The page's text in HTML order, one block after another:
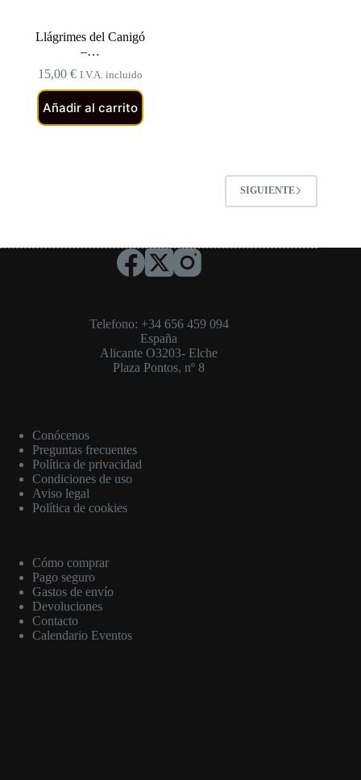
Llágrimes del Canigó
–…
15,00 € I.V.A. incluido
Añadir al carrito
SIGUIENTE
Telefono: +34 656 459 094
España
Alicante O3203- Elche
Plaza Pontos, nº 8
Conócenos
Preguntas frecuentes
Política de privacidad
Condiciones de uso
Aviso legal
Política de cookies
Cómo comprar
Pago seguro
Gastos de envío
Devoluciones
Contacto
Calendario Eventos